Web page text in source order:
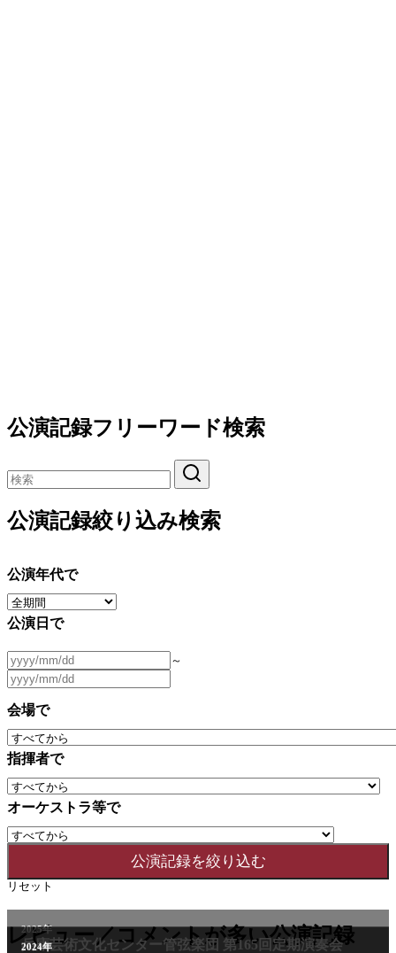
公演記録フリーワード検索
公演記録絞り込み検索
公演年代で
公演日で
～
会場で
指揮者で
オーケストラ等で
リセット
レビュー／コメントが多い公演記録
2025年
兵庫芸術文化センター管弦楽団 第165回定期演奏会
2011年
2024年